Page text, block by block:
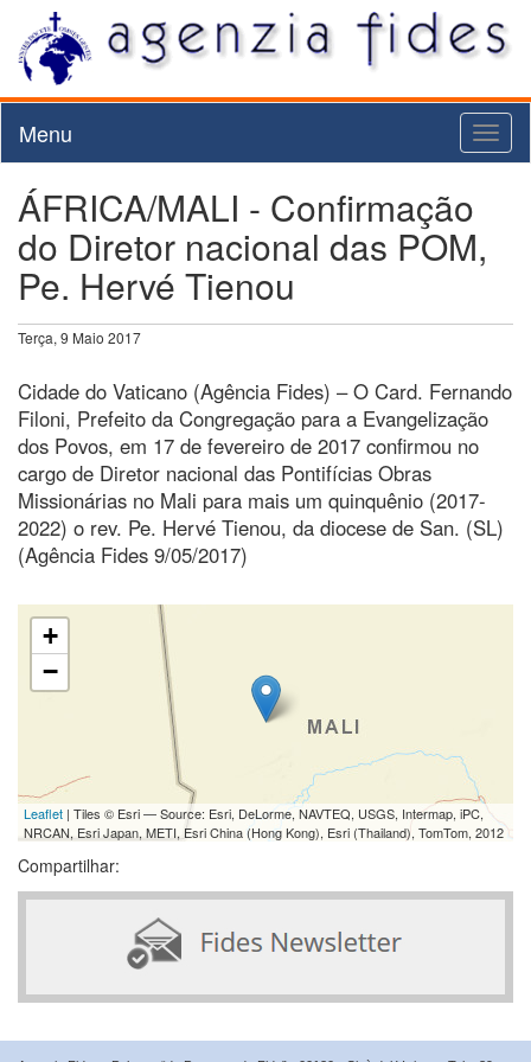
Menu
ÁFRICA/MALI - Confirmação
do Diretor nacional das POM,
Pe. Hervé Tienou
Terça, 9 Maio 2017
Cidade do Vaticano (Agência Fides) – O Card. Fernando
Filoni, Prefeito da Congregação para a Evangelização
dos Povos, em 17 de fevereiro de 2017 confirmou no
cargo de Diretor nacional das Pontifícias Obras
Missionárias no Mali para mais um quinquênio (2017-
2022) o rev. Pe. Hervé Tienou, da diocese de San. (SL)
(Agência Fides 9/05/2017)
+
−
Leaflet | Tiles © Esri — Source: Esri, DeLorme, NAVTEQ, USGS, Intermap, iPC,
NRCAN, Esri Japan, METI, Esri China (Hong Kong), Esri (Thailand), TomTom, 2012
Compartilhar: